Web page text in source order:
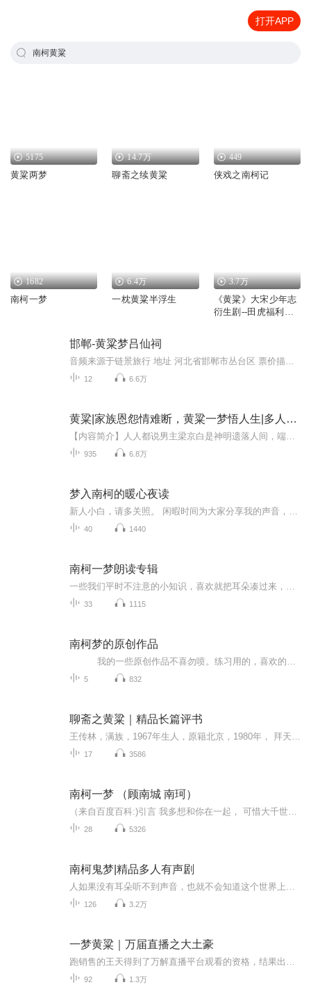
打开APP
南柯黄粱
5175
黄粱两梦
14.7万
聊斋之续黄粱
449
侠戏之南柯记
1682
南柯一梦
6.4万
一枕黄粱半浮生
3.7万
《黄粱》大宋少年志
衍生剧--田虎福利，
邯郸-黄粱梦吕仙祠
12 6.6万
黄粱|家族恩怨情难断，黄粱一梦悟人生|多人有声剧
935 6.8万
梦入南柯的暖心夜读
40 1440
南柯一梦朗读专辑
33 1115
南柯梦的原创作品
5 832
聊斋之黄粱｜精品长篇评书
17 3586
南柯一梦 （顾南城 南珂）
28 5326
南柯鬼梦|精品多人有声剧
126 3.2万
一梦黄粱｜万届直播之大土豪
92 1.3万